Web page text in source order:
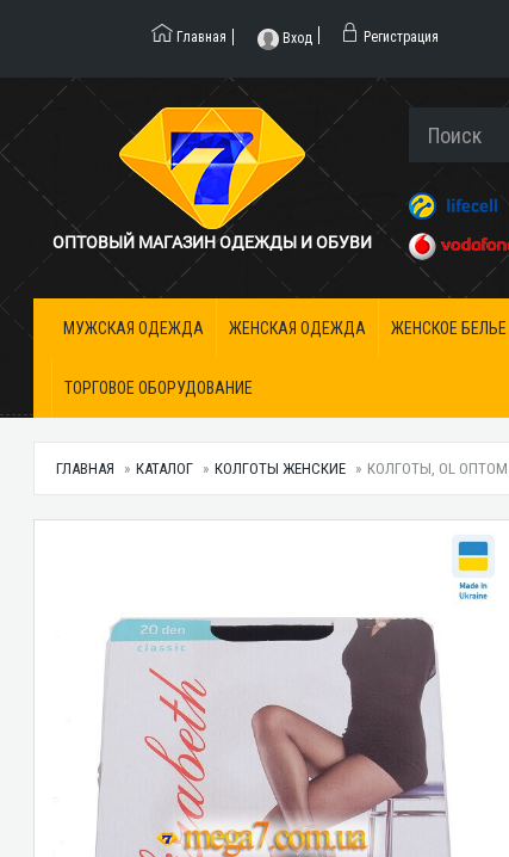
Главная Вход Регистрация
ОПТОВЫЙ МАГАЗИН ОДЕЖДЫ И ОБУВИ
МУЖСКАЯ ОДЕЖДА ЖЕНСКАЯ ОДЕЖДА ЖЕНСКОЕ БЕЛЬЕ
ТОРГОВОЕ ОБОРУДОВАНИЕ
ГЛАВНАЯ КАТАЛОГ КОЛГОТЫ ЖЕНСКИЕ КОЛГОТЫ, OL ОПТОМ